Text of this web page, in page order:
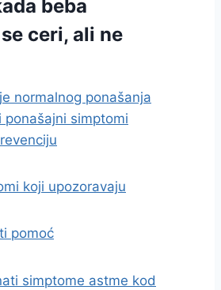
beba
ceri, ali ne
normalnog ponašanja
ponašajni simptomi
koji upozoravaju
pomoć
simptome astme kod